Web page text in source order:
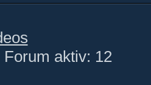
aktiv: 12